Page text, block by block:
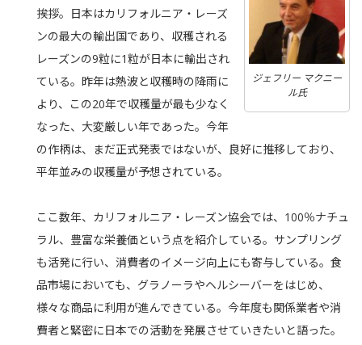
ジェフリー マクニー
ル氏
挨拶。日本はカリフォルニア・レーズ
ンの最大の輸出国であり、収穫される
レーズンの9粒に1粒が日本に輸出され
ている。昨年は熱波と収穫時の降雨に
より、この20年で収穫量が最も少なく
なった、大変厳しい年であった。今年
の作柄は、まだ正式発表ではないが、良好に推移しており、
平年並みの収穫量が予想されている。
ここ数年、カリフォルニア・レーズン協会では、100％ナチュ
ラル、豊富な栄養価という点を紹介している。サンプリング
も活発に行い、消費者のイメージ向上にも寄与している。食
品市場においても、グラノーラやヘルシーバーをはじめ、
様々な商品に利用が進んできている。今年度も関係業者や消
費者と緊密に日本での活動を発展させていきたいと語った。